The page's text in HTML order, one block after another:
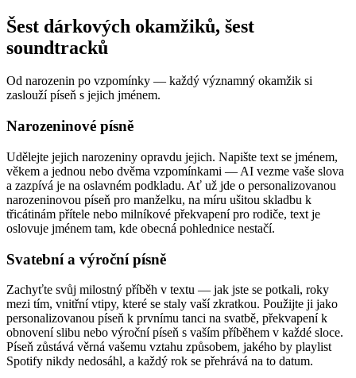
Šest dárkových okamžiků, šest
soundtracků
Od narozenin po vzpomínky — každý významný okamžik si
zaslouží píseň s jejich jménem.
Narozeninové písně
Udělejte jejich narozeniny opravdu jejich. Napište text se jménem,
věkem a jednou nebo dvěma vzpomínkami — AI vezme vaše slova
a zazpívá je na oslavném podkladu. Ať už jde o personalizovanou
narozeninovou píseň pro manželku, na míru ušitou skladbu k
třicátinám přítele nebo milníkové překvapení pro rodiče, text je
oslovuje jménem tam, kde obecná pohlednice nestačí.
Svatební a výroční písně
Zachyťte svůj milostný příběh v textu — jak jste se potkali, roky
mezi tím, vnitřní vtipy, které se staly vaší zkratkou. Použijte ji jako
personalizovanou píseň k prvnímu tanci na svatbě, překvapení k
obnovení slibu nebo výroční píseň s vaším příběhem v každé sloce.
Píseň zůstává věrná vašemu vztahu způsobem, jakého by playlist
Spotify nikdy nedosáhl, a každý rok se přehrává na to datum.